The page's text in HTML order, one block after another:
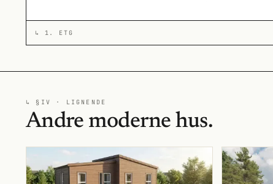
↳ 1. ETG
↳ §IV · LIGNENDE
Andre moderne hus.